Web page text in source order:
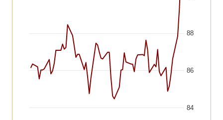
84
86
88